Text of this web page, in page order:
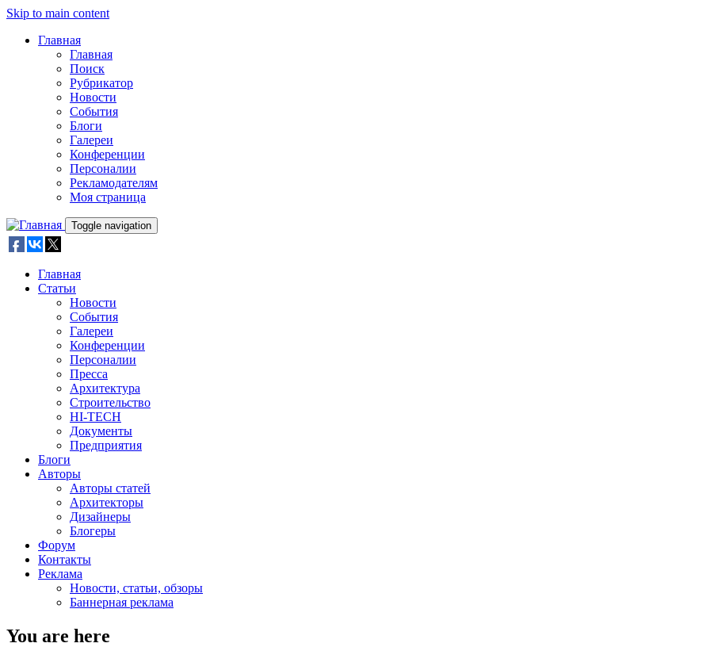
Skip to main content
Главная
Главная
Поиск
Рубрикатор
Новости
События
Блоги
Галереи
Конференции
Персоналии
Рекламодателям
Моя страница
Toggle navigation
Главная
Статьи
Новости
События
Галереи
Конференции
Персоналии
Пресса
Архитектура
Строительство
HI-TECH
Документы
Предприятия
Блоги
Авторы
Авторы статей
Архитекторы
Дизайнеры
Блогеры
Форум
Контакты
Реклама
Новости, статьи, обзоры
Баннерная реклама
You are here